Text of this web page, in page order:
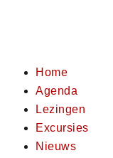
Home
Agenda
Lezingen
Excursies
Nieuws